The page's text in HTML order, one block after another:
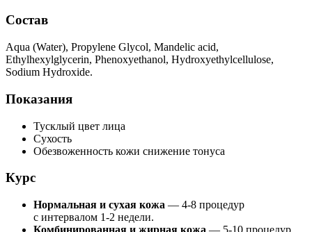
Состав
Aqua (Water), Propylene Glycol, Mandelic acid,
Ethylhexylglycerin, Phenoxyethanol, Hydroxyethylcellulose,
Sodium Hydroxide.
Показания
Тусклый цвет лица
Сухость
Обезвоженность кожи снижение тонуса
Курс
Нормальная и сухая кожа — 4-8 процедур
с интервалом 1-2 недели.
Комбинированная и жирная кожа — 5-10 процедур